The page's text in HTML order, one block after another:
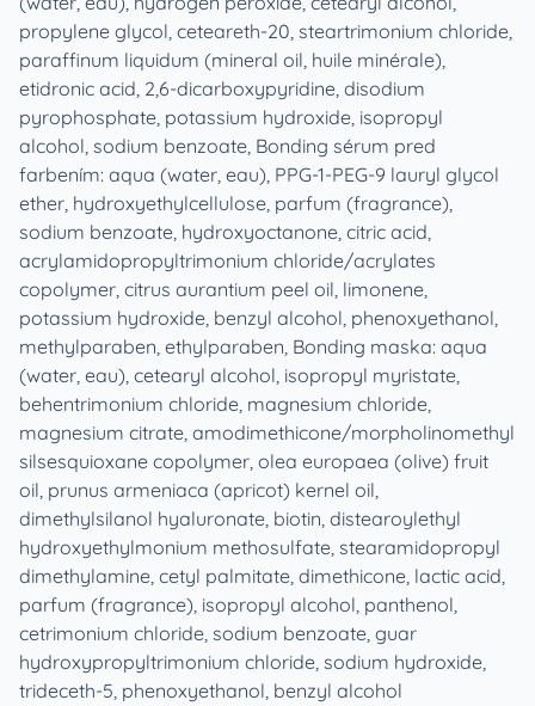
propylene glycol, ceteareth-20, steartrimonium chloride,
paraffinum liquidum (mineral oil, huile minérale),
etidronic acid, 2,6-dicarboxypyridine, disodium
pyrophosphate, potassium hydroxide, isopropyl
alcohol, sodium benzoate, Bonding sérum pred
farbením: aqua (water, eau), PPG-1-PEG-9 lauryl glycol
ether, hydroxyethylcellulose, parfum (fragrance),
sodium benzoate, hydroxyoctanone, citric acid,
acrylamidopropyltrimonium chloride/acrylates
copolymer, citrus aurantium peel oil, limonene,
potassium hydroxide, benzyl alcohol, phenoxyethanol,
methylparaben, ethylparaben, Bonding maska: aqua
(water, eau), cetearyl alcohol, isopropyl myristate,
behentrimonium chloride, magnesium chloride,
magnesium citrate, amodimethicone/morpholinomethyl
silsesquioxane copolymer, olea europaea (olive) fruit
oil, prunus armeniaca (apricot) kernel oil,
dimethylsilanol hyaluronate, biotin, distearoylethyl
hydroxyethylmonium methosulfate, stearamidopropyl
dimethylamine, cetyl palmitate, dimethicone, lactic acid,
parfum (fragrance), isopropyl alcohol, panthenol,
cetrimonium chloride, sodium benzoate, guar
hydroxypropyltrimonium chloride, sodium hydroxide,
trideceth-5, phenoxyethanol, benzyl alcohol